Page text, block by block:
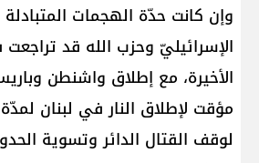
وإن كانت حدّة الهجمات
الإسرائيليّ وحزب الله قد
الأخيرة، مع إطلاق واشنطن
لوقف القتال الدائر وتسوية